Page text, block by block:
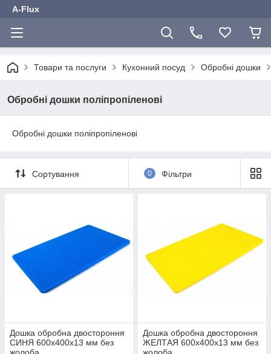
A-Flux
Товари та послуги Кухонний посуд Обробні дошки
Обробні дошки поліпропіленові
Обробні дошки поліпропіленові
Сортування 0 Фільтри
Дошка обробна двостороння
СИНЯ 600х400х13 мм без
Дошка обробна двостороння
ЖЕЛТАЯ 600х400х13 мм без